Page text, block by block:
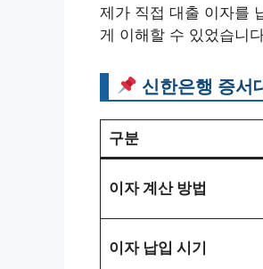
제가 직접 대출 이자를
게 이해할 수 있었습니
신한은행 증서
구분
이자 계산 방법
이자 납입 시기